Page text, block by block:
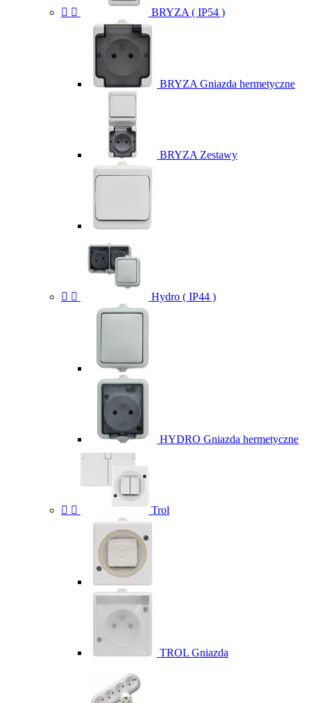
  BRYZA ( IP54 )
BRYZA Gniazda hermetyczne
BRYZA Zestawy
  Hydro ( IP44 )
HYDRO Gniazda hermetyczne
  Trol
TROL Gniazda